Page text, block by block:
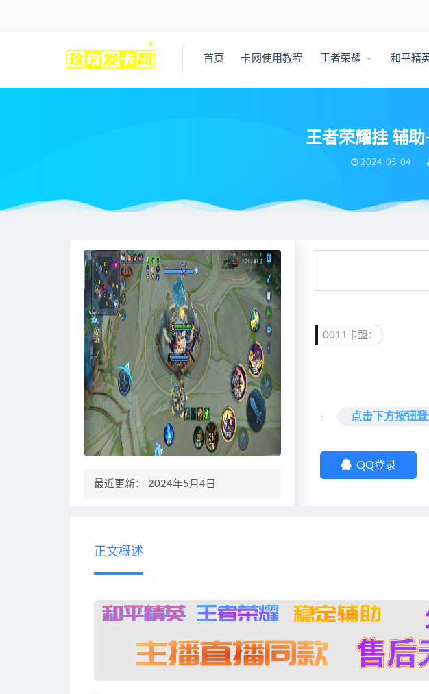
首页 卡网使用教程 王者荣耀 和平精
王者荣耀挂 辅
2024-05-04
当前位置： 王者荣耀辅助网 > 最近更新 王者荣耀挂 辅助–王者荣耀外挂与辅助软件
最近更新： 2024年5月4日
0011卡盟：
: 点击下方按钮
QQ登录
正文概述